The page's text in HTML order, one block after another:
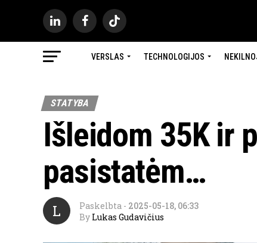
VERSLAS TECHNOLOGIJOS
STATYBA
Išleidom 35K ir
pasistatėm…
L Paskelbta - 2025-05-18, 06:33
By Lukas Gudavičius